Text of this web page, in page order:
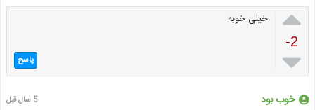

-2

خیلی خوبه
پاسخ
خوب بود 5 سال قبل